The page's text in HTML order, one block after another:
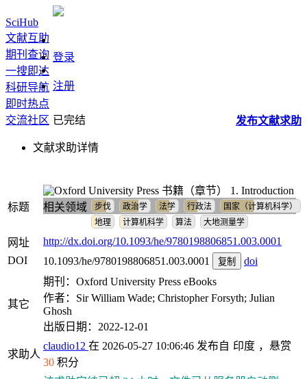
SciHub
文献互助
期刊查询
一搜即达
科研导航
即时热点
交流社区
登录
注册
发布文献求助
已完结
文献求助详情
标题
书籍（章节）
1. Introduction
相关领域
步伐 政治学 法学 行政法
国家（计算机科学）
地理
计算机科学 算法 大地测量学
网址
http://dx.doi.org/10.1093/he/9780198806851.003.0001
DOI
10.1093/he/9780198806851.003.0001 复制 doi
其它
期刊：Oxford University Press eBooks
作者：Sir William Wade; Christopher Forsyth; Julian
Ghosh
出版日期：2022-12-01
求助人
claudio12 在 2026-05-27 10:06:46 发布自 印度 ，悬赏
30 积分